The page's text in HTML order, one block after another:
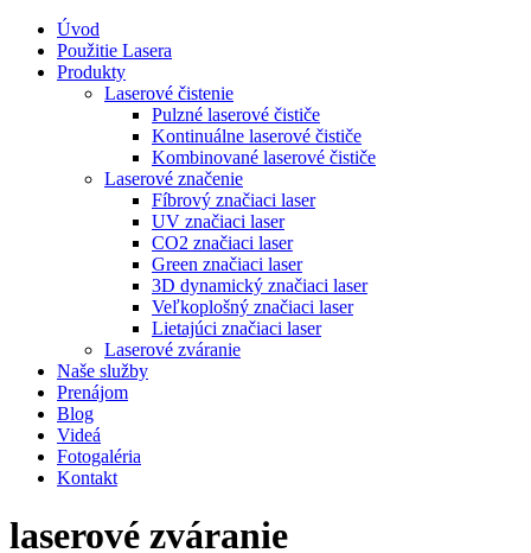
Úvod
Použitie Lasera
Produkty
Laserové čistenie
Pulzné laserové čističe
Kontinuálne laserové čističe
Kombinované laserové čističe
Laserové značenie
Fíbrový značiaci laser
UV značiaci laser
CO2 značiaci laser
Green značiaci laser
3D dynamický značiaci laser
Veľkoplošný značiaci laser
Lietajúci značiaci laser
Laserové zváranie
Naše služby
Prenájom
Blog
Videá
Fotogaléria
Kontakt
laserové zváranie